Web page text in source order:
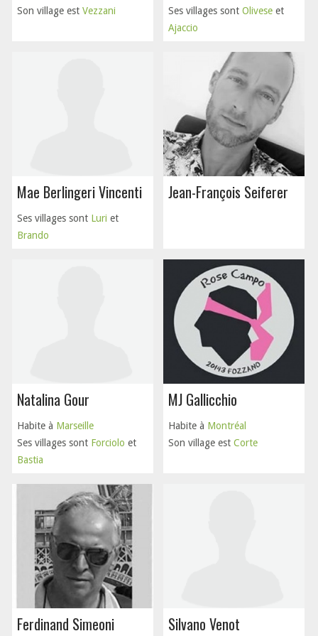
Son village est Vezzani
Ses villages sont Olivese et
Ajaccio
Mae Berlingeri Vincenti
Ses villages sont Luri et
Brando
Jean-François Seiferer
Natalina Gour
Habite à Marseille
Ses villages sont Forciolo et
Bastia
MJ Gallicchio
Habite à Montréal
Son village est Corte
Ferdinand Simeoni Silvano Venot